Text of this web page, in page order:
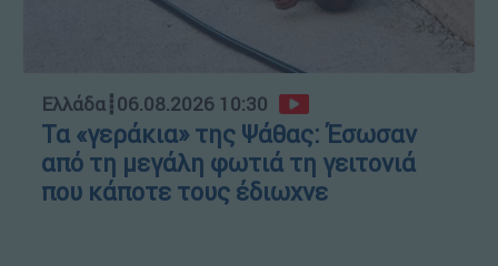
Ελλάδα┋06.08.2026 10:30
Τα «γεράκια» της Ψάθας: Έσωσαν
από τη μεγάλη φωτιά τη γειτονιά
που κάποτε τους έδιωχνε